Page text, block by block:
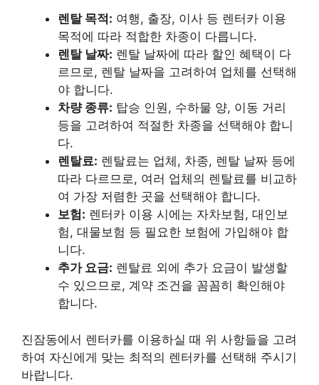
렌탈 목적: 여행, 출장, 이사 등 렌터카 이용
목적에 따라 적합한 차종이 다릅니다.
렌탈 날짜: 렌탈 날짜에 따라 할인 혜택이 다
르므로, 렌탈 날짜을 고려하여 업체를 선택해
야 합니다.
차량 종류: 탑승 인원, 수하물 양, 이동 거리
등을 고려하여 적절한 차종을 선택해야 합니
다.
렌탈료: 렌탈료는 업체, 차종, 렌탈 날짜 등에
따라 다르므로, 여러 업체의 렌탈료를 비교하
여 가장 저렴한 곳을 선택해야 합니다.
보험: 렌터카 이용 시에는 자차보험, 대인보
험, 대물보험 등 필요한 보험에 가입해야 합
니다.
추가 요금: 렌탈료 외에 추가 요금이 발생할
수 있으므로, 계약 조건을 꼼꼼히 확인해야
합니다.
진잠동에서 렌터카를 이용하실 때 위 사항들을 고려
하여 자신에게 맞는 최적의 렌터카를 선택해 주시기
바랍니다.